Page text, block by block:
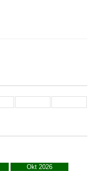
Okt 2026